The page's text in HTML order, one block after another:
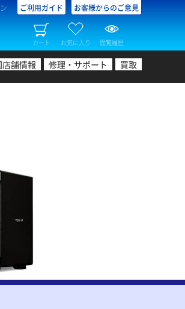
ご利用ガイド お客様からのご意見
カート お気に入り 閲覧履歴
舗情報 修理・サポート 買取